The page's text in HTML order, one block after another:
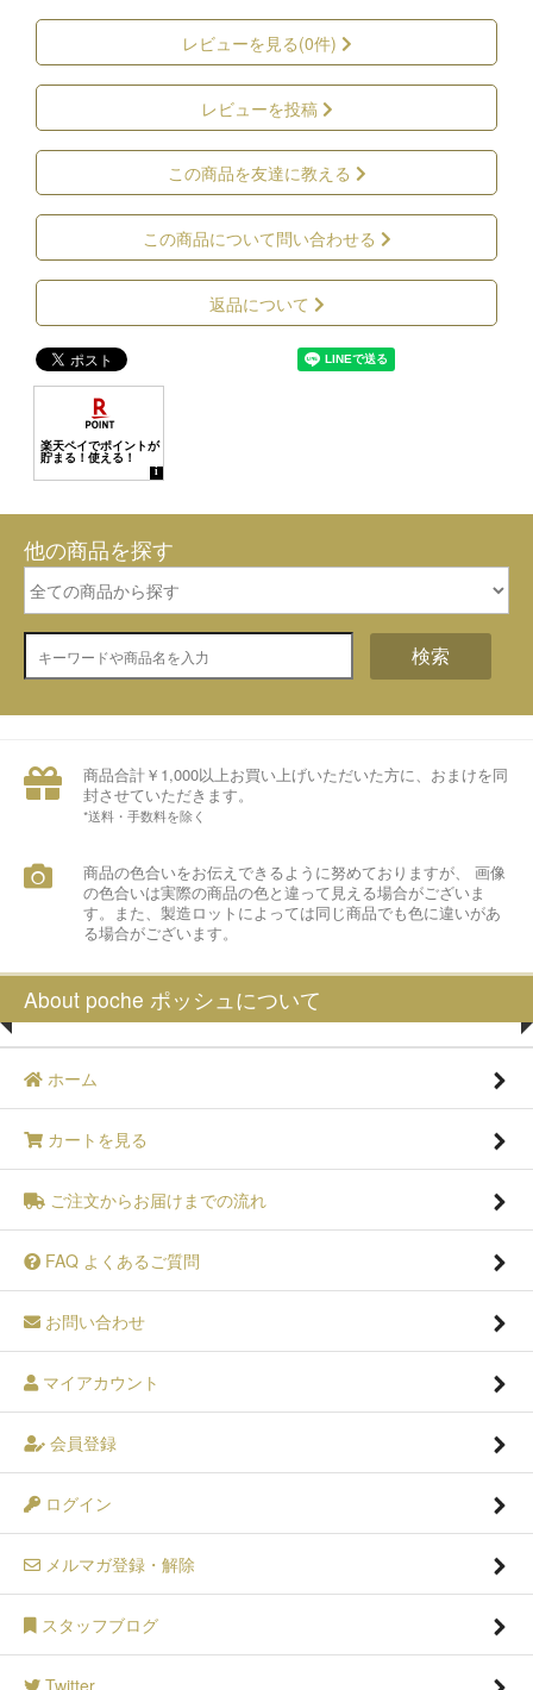
レビューを見る(0件)
レビューを投稿
この商品を友達に教える
この商品について問い合わせる
返品について
他の商品を探す
検索
商品合計￥1,000以上お買い上げいただいた方に、おまけを同
封させていただきます。
*送料・手数料を除く
商品の色合いをお伝えできるように努めておりますが、 画像
の色合いは実際の商品の色と違って見える場合がございま
す。また、製造ロットによっては同じ商品でも色に違いがあ
る場合がございます。
About poche ポッシュについて
ホーム
カートを見る
ご注文からお届けまでの流れ
FAQ よくあるご質問
お問い合わせ
マイアカウント
会員登録
ログイン
メルマガ登録・解除
スタッフブログ